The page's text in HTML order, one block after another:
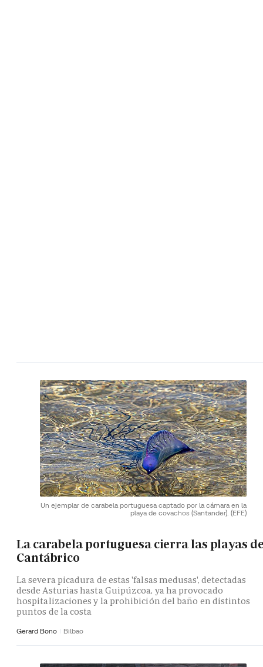
Un ejemplar de carabela portuguesa captado por la cámara en la
playa de covachos (Santander). (EFE)
La carabela portuguesa cierra las playas
Cantábrico
La severa picadura de estas 'falsas medusas', detectadas
desde Asturias hasta Guipúzcoa, ya ha provocado
hospitalizaciones y la prohibición del baño en distintos
puntos de la costa
Gerard Bono Bilbao